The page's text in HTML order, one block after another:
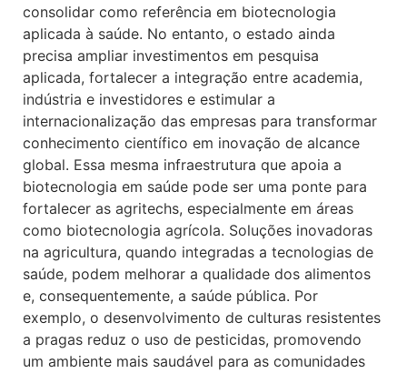
consolidar como referência em biotecnologia
aplicada à saúde. No entanto, o estado ainda
precisa ampliar investimentos em pesquisa
aplicada, fortalecer a integração entre academia,
indústria e investidores e estimular a
internacionalização das empresas para transformar
conhecimento científico em inovação de alcance
global. Essa mesma infraestrutura que apoia a
biotecnologia em saúde pode ser uma ponte para
fortalecer as agritechs, especialmente em áreas
como biotecnologia agrícola. Soluções inovadoras
na agricultura, quando integradas a tecnologias de
saúde, podem melhorar a qualidade dos alimentos
e, consequentemente, a saúde pública. Por
exemplo, o desenvolvimento de culturas resistentes
a pragas reduz o uso de pesticidas, promovendo
um ambiente mais saudável para as comunidades